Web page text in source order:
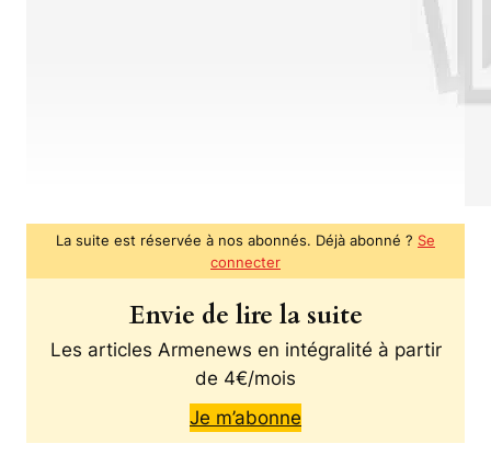
La suite est réservée à nos abonnés. Déjà abonné ? Se
connecter
Envie de lire la suite
Les articles Armenews en intégralité à partir
de 4€/mois
Je m’abonne